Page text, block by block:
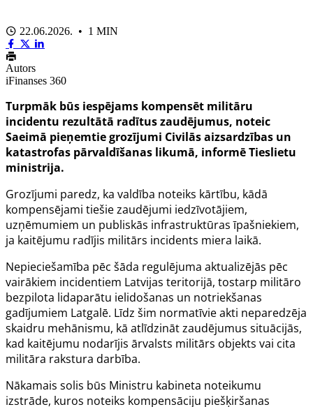
22.06.2026. • 1 MIN
Autors
iFinanses 360
Turpmāk būs iespējams kompensēt militāru
incidentu rezultātā radītus zaudējumus, noteic
Saeimā pieņemtie grozījumi Civilās aizsardzības un
katastrofas pārvaldīšanas likumā, informē Tieslietu
ministrija.
Grozījumi paredz, ka valdība noteiks kārtību, kādā
kompensējami tiešie zaudējumi iedzīvotājiem,
uzņēmumiem un publiskās infrastruktūras īpašniekiem,
ja kaitējumu radījis militārs incidents miera laikā.
Nepieciešamība pēc šāda regulējuma aktualizējās pēc
vairākiem incidentiem Latvijas teritorijā, tostarp militāro
bezpilota lidaparātu ielidošanas un notriekšanas
gadījumiem Latgalē. Līdz šim normatīvie akti neparedzēja
skaidru mehānismu, kā atlīdzināt zaudējumus situācijās,
kad kaitējumu nodarījis ārvalsts militārs objekts vai cita
militāra rakstura darbība.
Nākamais solis būs Ministru kabineta noteikumu
izstrāde, kuros noteiks kompensāciju piešķiršanas